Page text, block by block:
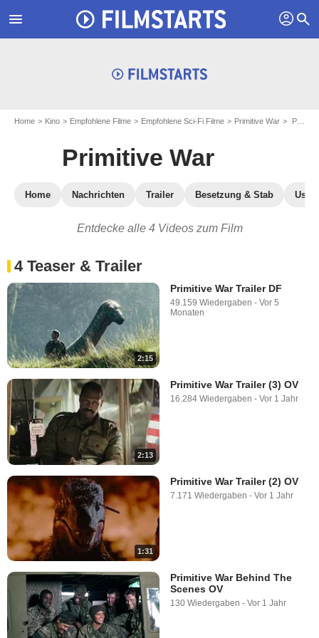
menu profil search
Home Kino Empfohlene Filme Empfohlene Sci-Fi Filme Primitive War Primitive War: Trailers und Teasers
Primitive War
Home Nachrichten Trailer Besetzung & Stab
Entdecke alle 4 Videos zum Film
4 Teaser & Trailer
2:15
Primitive War Trailer DF
49.159 Wiedergaben - Vor 5
Monaten
2:13
Primitive War Trailer (3) OV
16.284 Wiedergaben - Vor 1 Jahr
1:31
Primitive War Trailer (2) OV
7.171 Wiedergaben - Vor 1 Jahr
Primitive War Behind The
Scenes OV
130 Wiedergaben - Vor 1 Jahr